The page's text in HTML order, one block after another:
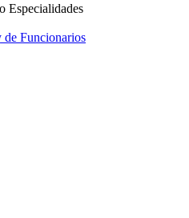
Especialidades
de Funcionarios